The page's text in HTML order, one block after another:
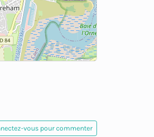
vous pour commenter